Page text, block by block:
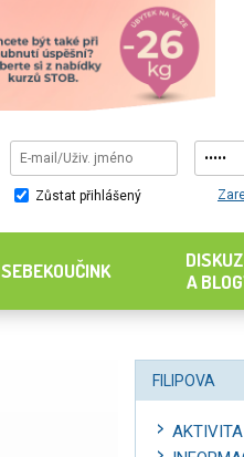
Zůstat přihlášený
SEBEKOUČINK
A
FILIPOVA
AKTIVITA